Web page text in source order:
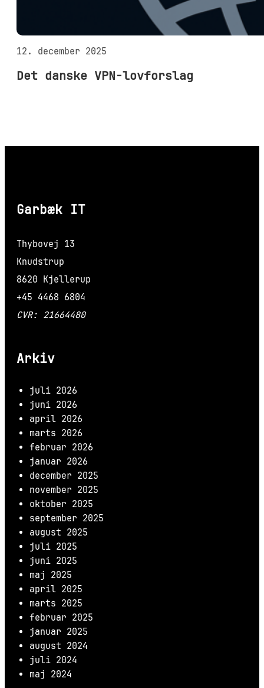
12. december 2025
Det danske VPN-lovforslag
Garbæk IT
Thybovej 13
Knudstrup
8620 Kjellerup
+45 4468 6804
CVR: 21664480
Arkiv
juli 2026
juni 2026
april 2026
marts 2026
februar 2026
januar 2026
december 2025
november 2025
oktober 2025
september 2025
august 2025
juli 2025
juni 2025
maj 2025
april 2025
marts 2025
februar 2025
januar 2025
august 2024
juli 2024
maj 2024